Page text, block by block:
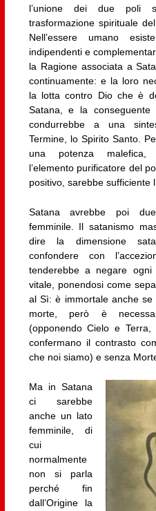
l’unione dei due poli
trasformazione spirituale
Nell’essere umano
indipendenti e
la Ragione associata a
continuamente: e la loro
la lotta contro Dio che è
Satana, e la
condurrebbe a una
Termine, lo Spirito Santo.
una potenza malefica,
l’elemento purificatore del
positivo, sarebbe sufficiente
Satana avrebbe poi
femminile. Il satanismo
dire la dimensione
confondere con
tenderebbe a negare
vitale, ponendosi come
al Sì: è immortale anche
morte, però è
(opponendo Cielo e
confermano il contrasto
che noi siamo) e senza
Ma in Satana
ci sarebbe
anche un lato
femminile, di
cui
normalmente
non si parla
perché fin
dall’Origine la